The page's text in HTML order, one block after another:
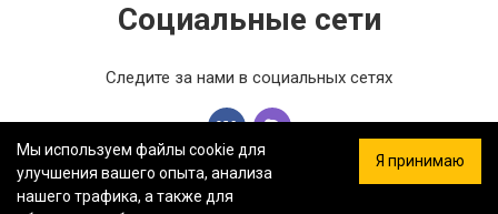
Социальные сети
Следите за нами в социальных сетях
Мы используем файлы cookie для
улучшения вашего опыта, анализа
нашего трафика, а также для
Я принимаю